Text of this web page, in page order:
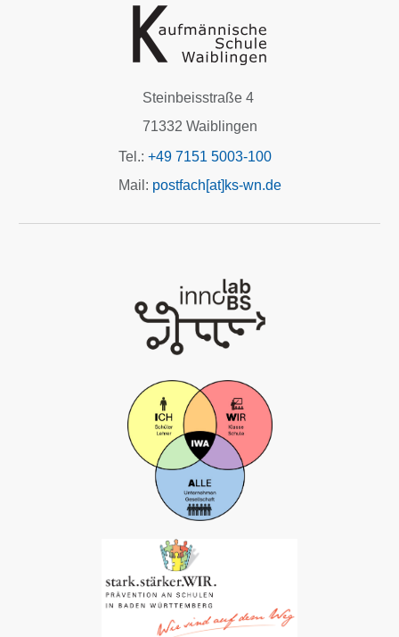
Steinbeisstraße 4
71332 Waiblingen
Tel.: +49 7151 5003-100
Mail: postfach[at]ks-wn.de